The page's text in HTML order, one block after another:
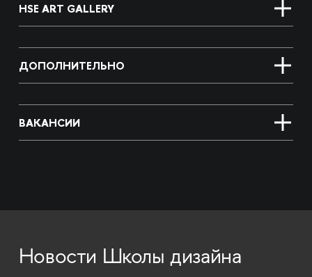
HSE ART GALLERY
ДОПОЛНИТЕЛЬНО
ВАКАНСИИ
Новости Школы дизайна